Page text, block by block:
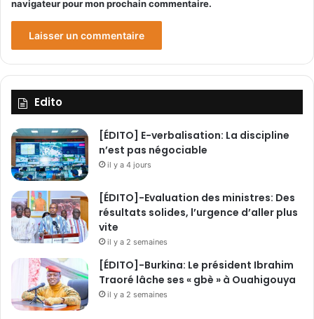
o
u
navigateur pour mon prochain commentaire.
Edito
[ÉDITO] E-verbalisation: La discipline
n’est pas négociable
il y a 4 jours
[ÉDITO]-Evaluation des ministres: Des
résultats solides, l’urgence d’aller plus
vite
il y a 2 semaines
[ÉDITO]-Burkina: Le président Ibrahim
Traoré lâche ses « gbè » à Ouahigouya
il y a 2 semaines